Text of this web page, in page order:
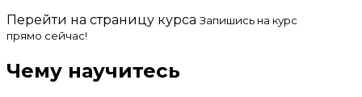
Перейти на страницу курса Запишись на курс
прямо сейчас!
Чему научитесь